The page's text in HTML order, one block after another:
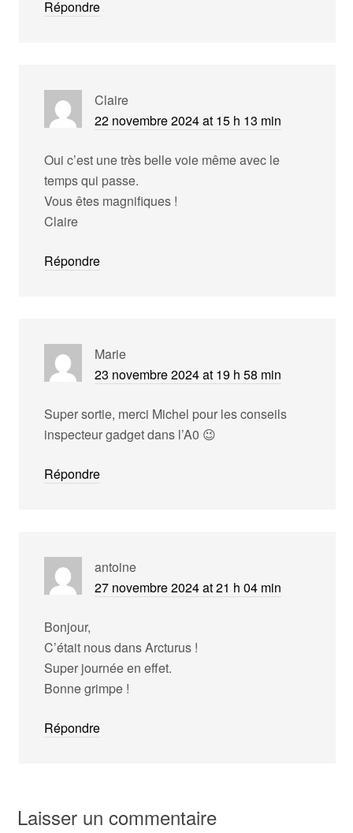
Répondre
Claire
22 novembre 2024 at 15 h 13 min
Oui c’est une très belle voie même avec le
temps qui passe.
Vous êtes magnifiques !
Claire
Répondre
Marie
23 novembre 2024 at 19 h 58 min
Super sortie, merci Michel pour les conseils
inspecteur gadget dans l’A0 😉
Répondre
antoine
27 novembre 2024 at 21 h 04 min
Bonjour,
C’était nous dans Arcturus !
Super journée en effet.
Bonne grimpe !
Répondre
Laisser un commentaire